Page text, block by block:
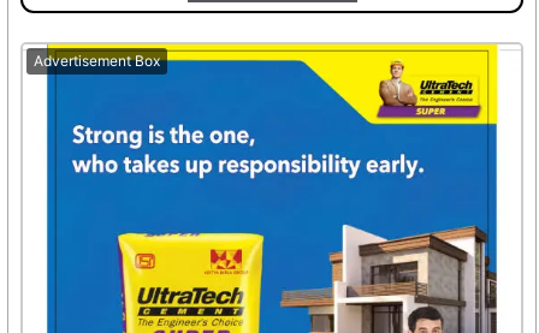
Advertisement Box